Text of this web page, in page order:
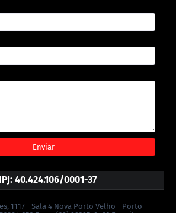
40.424.106/0001-37
1117 - Sala 4 Nova Porto Velho - Porto